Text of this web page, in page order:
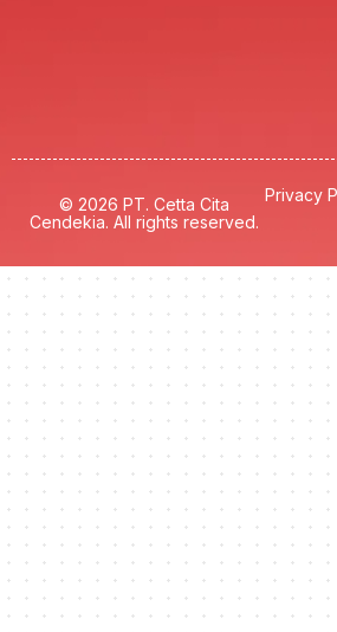
© 2026 PT. Cetta Cita
Cendekia. All rights reserved.
Privacy